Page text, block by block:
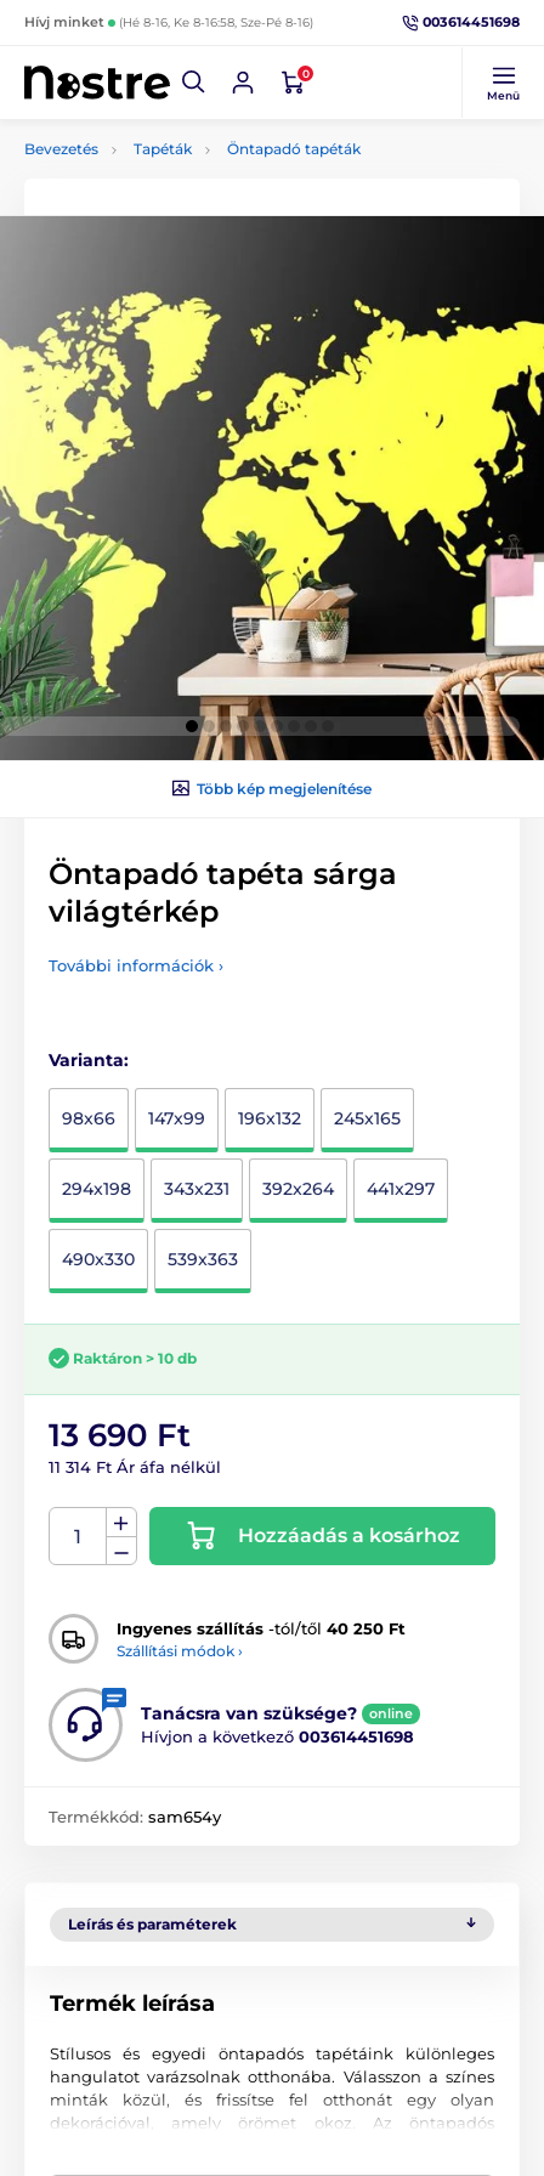
Hívj minket (Hé 8-16, Ke 8-16:58, Sze-Pé 8-16) 003614451698
0
Menü
Bevezetés Tapéták Öntapadó tapéták
Több kép megjelenítése
Öntapadó tapéta sárga
világtérkép
További információk ›
Varianta:
98x66 147x99 196x132 245x165
294x198 343x231 392x264 441x297
490x330 539x363
Raktáron > 10 db
13 690 Ft
11 314 Ft Ár áfa nélkül
Hozzáadás a kosárhoz
Ingyenes szállítás -tól/től 40 250 Ft
Szállítási módok ›
Tanácsra van szüksége? online
Hívjon a következő 003614451698
Termékkód: sam654y
Leírás és paraméterek
Termék leírása
Stílusos és egyedi öntapadós tapétáink különleges
hangulatot varázsolnak otthonába. Válasszon a színes
minták közül, és frissítse fel otthonát egy olyan
dekorációval, amely örömet okoz. Az öntapadós